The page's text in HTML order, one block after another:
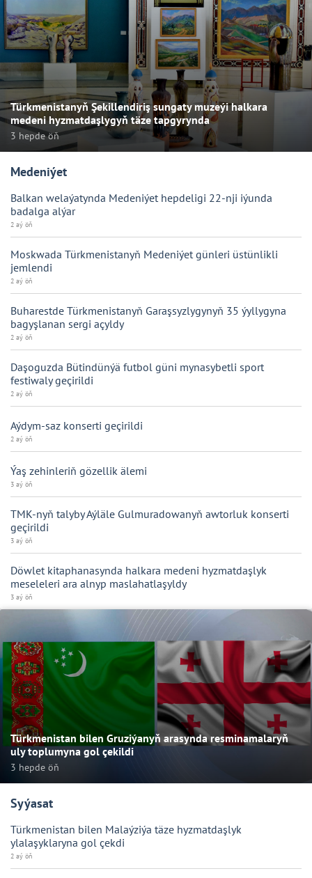
Türkmenistanyň Şekillendiriş sungaty muzeýi halkara
medeni hyzmatdaşlygyň täze tapgyrynda
3 hepde öň
Medeniýet
Balkan welaýatynda Medeniýet hepdeligi 22-nji iýunda
badalga alýar
2 aý öň
Moskwada Türkmenistanyň Medeniýet günleri üstünlikli
jemlendi
2 aý öň
Buharestde Türkmenistanyň Garaşsyzlygynyň 35 ýyllygyna
bagyşlanan sergi açyldy
2 aý öň
Daşoguzda Bütindünýä futbol güni mynasybetli sport
festiwaly geçirildi
2 aý öň
Aýdym-saz konserti geçirildi
2 aý öň
Ýaş zehinleriň gözellik älemi
3 aý öň
TMK-nyň talyby Aýläle Gulmuradowanyň awtorluk konserti
geçirildi
3 aý öň
Döwlet kitaphanasynda halkara medeni hyzmatdaşlyk
meseleleri ara alnyp maslahatlaşyldy
3 aý öň
Türkmenistan bilen Gruziýanyň arasynda resminamalaryň
uly toplumyna gol çekildi
3 hepde öň
Syýasat
Türkmenistan bilen Malaýziýa täze hyzmatdaşlyk
ylalaşyklaryna gol çekdi
2 aý öň